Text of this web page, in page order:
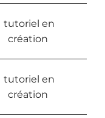
tutoriel en
création
tutoriel en
création